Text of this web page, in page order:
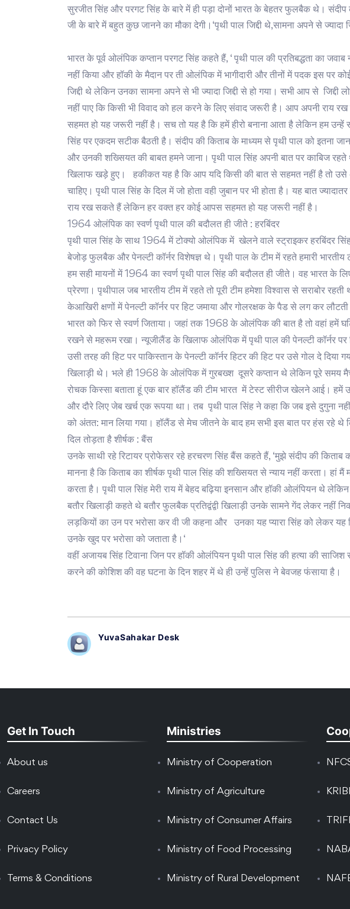
सुरजीत सिंह और परगट सिंह के बारे में ही पड़ा दोनों भारत के बेहतर फुलबैक थे। संदीप
जी के बारे में बहुत कुछ जानने का मौका देगी।‘पृथी पाल जिद्दी थे,सामना अपने से ज्यादा
भारत के पूर्व ओलंपिक कप्तान परगट सिंह कहते हैं, ‘ पृथी पाल की प्रतिबद्धता का
नहीं किया और हॉकी के मैदान पर ती ओलंपिक में भागीदारी और तीनों में पदक इस पर
जिद्दी थे लेकिन उनका सामना अपने से भी ज्यादा जिद्दी से हो गया। सभी आप से
नहीं पाए कि किसी भी विवाद को हल करने के लिए संवाद जरूरी है। आप अपनी राय
सहमत हो यह जरूरी नहीं है। सच तो यह है कि हमें हीरो बनाना आता है लेकिन हम उन्हें
सिंह पर एकदम सटीक बैठती है। संदीप की किताब के माध्यम से पृथी पाल को इतना
और उनकी शख्सियत की बाबत हमने जाना। पृथी पाल सिंह अपनी बात पर काबिज
खिलाफ खड़े हुए। हकीकत यह है कि आप यदि किसी की बात से सहमत नहीं है तो उसे
चाहिए। पृथी पाल सिंह के दिल में जो होता वही जुबान पर भी होता है। यह बात
राय रख सकते हैं लेकिन हर वक्त हर कोई आपस सहमत हो यह जरूरी नहीं है।
1964 ओलंपिक का स्वर्ण पृथी पाल की बदौलत ही जीते : हरबिंदर
पृथी पाल सिंह के साथ 1964 में टोक्यो ओलंपिक में खेलने वाले स्ट्राइकर हरबिंदर
बेजोड़ फुलबैक और पेनल्टी कॉर्नर विशेषज्ञ थे। पृथी पाल के टीम में रहते हमारी भारतीय
हम सही मायनों में 1964 का स्वर्ण पृथी पाल सिंह की बदौलत ही जीते। वह भारत के
प्रेरणा। पृथीपाल जब भारतीय टीम में रहते तो पूरी टीम हमेशा विश्वास से सराबोर
केआखिरी क्षणों में पेनल्टी कॉर्नर पर हिट जमाया और गोलरक्षक के पैड से लग कर
भारत को फिर से स्वर्ण जिताया। जहां तक 1968 के ओलंपिक की बात है तो वहां हमें
रखने से महरूम रखा। न्यूजीलैंड के खिलाफ ओलंपिक में पृथी पाल की पेनल्टी कॉर्नर पर
उसी तरह की हिट पर पाकिस्तान के पेनल्टी कॉर्नर हिटर की हिट पर उसे गोल दे दिया
खिलाड़ी थे। भले ही 1968 के ओलंपिक में गुरबख्श दूसरे कप्तान थे लेकिन पूरे समय मैच
रोचक किस्सा बताता हूं एक बार हॉलैंड की टीम भारत में टेस्ट सीरीज खेलने आई। हमें
और दौरे लिए जेब खर्च एक रूपया था। तब पृथी पाल सिंह ने कहा कि जब इसे दुगुना
को अंतत: मान लिया गया। हॉलैंड से मेच जीतने के बाद हम सभी इस बात पर हंस रहे
दिल तोड़ता है शीर्षक : बैंस
उनके साथी रहे रिटायर प्रोफेसर रहे हरचरण सिंह बैंस कहते हैं, ‘मुझे संदीप की किताब
मानना है कि किताब का शीर्षक पृथी पाल सिंह की शख्सियत से न्याय नहीं करता। हां मैं
करता है। पृथी पाल सिंह मेरी राय में बेहद बढ़िया इनसान और हॉकी ओलंपियन थे
बतौर खिलाड़ी कहते थे बतौर फुलबैक प्रतिद्वंद्वी खिलाड़ी उनके सामने गेंद लेकर नहीं
लड़कियों का उन पर भरोसा कर वी जी कहना और उनका यह प्यारा सिंह को लेकर यह
उनके खुद पर भरोसा को जताता है।‘
वहीं अजायब सिंह टिवाना जिन पर हॉकी ओलंपियन पृथी पाल सिंह की हत्या की
करने की कोशिश की वह घटना के दिन शहर में थे ही उन्हें पुलिस ने बेवजह फंसाया है।
YuvaSahakar Desk
Get In Touch
About us
Careers
Contact Us
Privacy Policy
Terms & Conditions
Ministries
Ministry of Cooperation
Ministry of Agriculture
Ministry of Consumer Affairs
Ministry of Food Processing
Ministry of Rural Development